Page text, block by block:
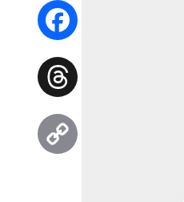
WhatsApp
Facebook
Threads